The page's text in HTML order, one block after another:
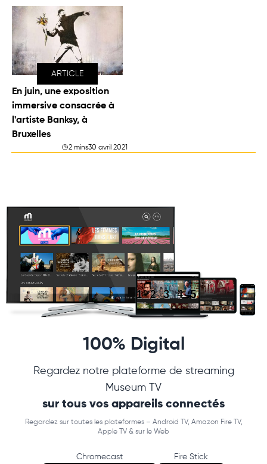
ARTICLE
En juin, une exposition
immersive consacrée à
l'artiste Banksy, à
Bruxelles
2 mins30 avril 2021
100% Digital
Regardez notre plateforme de streaming
Museum TV
sur tous vos appareils connectés
Regardez sur toutes les plateformes – Android TV, Amazon Fire TV,
Apple TV & sur le Web
Chromecast Fire Stick